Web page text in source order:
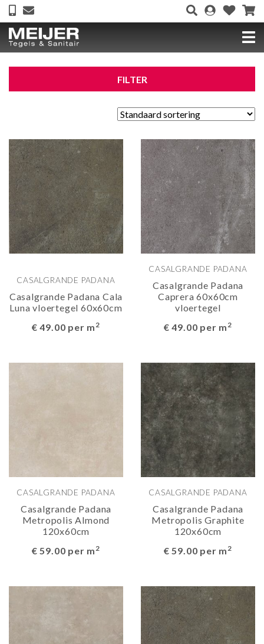
FILTER
CASALGRANDE PADANA
Casalgrande Padana Cala
Luna vloertegel 60x60cm
€ 49.00 per m2
CASALGRANDE PADANA
Casalgrande Padana
Caprera 60x60cm
vloertegel
€ 49.00 per m2
CASALGRANDE PADANA
Casalgrande Padana
Metropolis Almond
120x60cm
€ 59.00 per m2
CASALGRANDE PADANA
Casalgrande Padana
Metropolis Graphite
120x60cm
€ 59.00 per m2